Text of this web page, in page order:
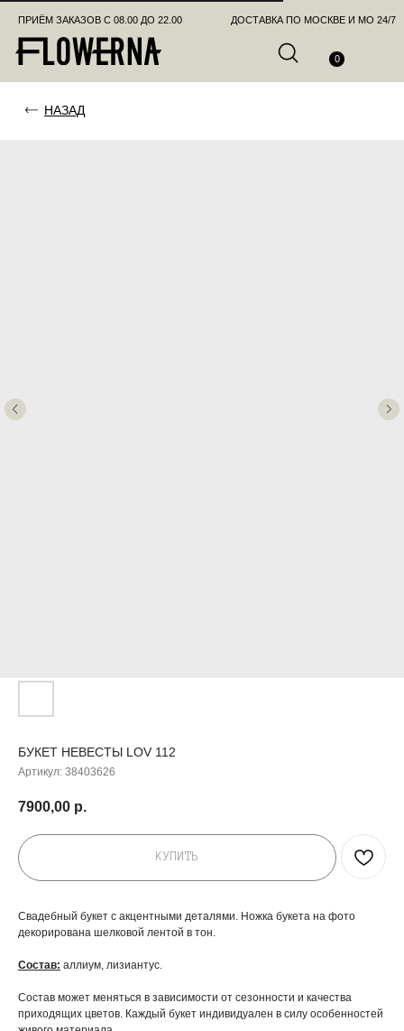
ПРИЁМ ЗАКАЗОВ С 08.00 ДО 22.00
БУКЕТ НЕВЕСТЫ LOV 112
Артикул: 38403626
7900,00 р.
КУПИТЬ
Свадебный букет с акцентными деталями. Ножка букета на фото
декорирована шелковой лентой в тон.
Состав: аллиум, лизиантус.
Состав может меняться в зависимости от сезонности и качества
приходящих цветов. Каждый букет индивидуален в силу особенностей